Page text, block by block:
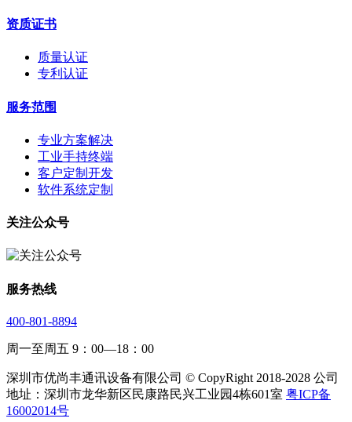
资质证书
质量认证
专利认证
服务范围
专业方案解决
工业手持终端
客户定制开发
软件系统定制
关注公众号
服务热线
400-801-8894
周一至周五 9：00—18：00
深圳市优尚丰通讯设备有限公司 © CopyRight 2018-2028 公司
地址：深圳市龙华新区民康路民兴工业园4栋601室 粤ICP备
16002014号